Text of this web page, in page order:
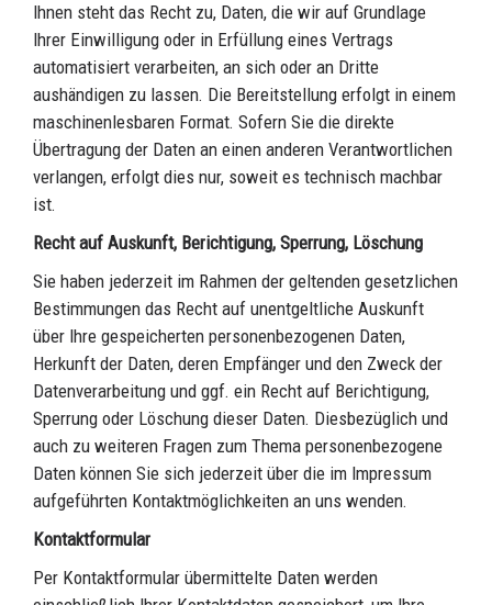
Ihnen steht das Recht zu, Daten, die wir auf Grundlage
Ihrer Einwilligung oder in Erfüllung eines Vertrags
automatisiert verarbeiten, an sich oder an Dritte
aushändigen zu lassen. Die Bereitstellung erfolgt in einem
maschinenlesbaren Format. Sofern Sie die direkte
Übertragung der Daten an einen anderen Verantwortlichen
verlangen, erfolgt dies nur, soweit es technisch machbar
ist.
Recht auf Auskunft, Berichtigung, Sperrung, Löschung
Sie haben jederzeit im Rahmen der geltenden gesetzlichen
Bestimmungen das Recht auf unentgeltliche Auskunft
über Ihre gespeicherten personenbezogenen Daten,
Herkunft der Daten, deren Empfänger und den Zweck der
Datenverarbeitung und ggf. ein Recht auf Berichtigung,
Sperrung oder Löschung dieser Daten. Diesbezüglich und
auch zu weiteren Fragen zum Thema personenbezogene
Daten können Sie sich jederzeit über die im Impressum
aufgeführten Kontaktmöglichkeiten an uns wenden.
Kontaktformular
Per Kontaktformular übermittelte Daten werden